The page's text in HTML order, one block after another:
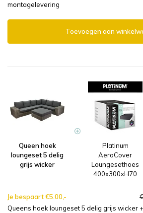
montagelevering
Toevoegen aan
Queen hoek
loungeset 5 delig
grijs wicker
Platinum
AeroCover
Loungesethoes
400x300xH70
Je bespaart €5.00,-
Queens hoek loungeset 5 delig grijs wicker